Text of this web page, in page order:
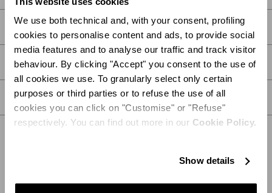
We use both technical and, with your consent, profiling
cookies to personalise content and ads, to provide social
media features and to analyse our traffic and track visitor
behaviour. By clicking "Accept" you consent to the use of
all cookies we use. To granularly select only certain
purposes or third parties or to refuse the use of all
cookies you can click on "Customise" or "Refuse"
respectively. You can find out more in our Cookie Policy.
Show details
DESCRIPCIÓN
DETALLES
CUIDADOS